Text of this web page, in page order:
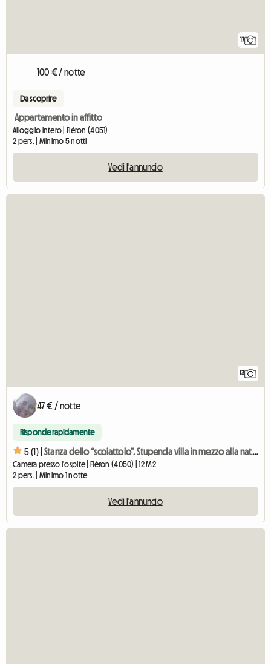
17
100 € / notte
Da scoprire
Appartamento in affitto
Alloggio intero | Fléron (4051)
2 pers. | Minimo 5 notti
Vedi l'annuncio
13
47 € / notte
Risponde rapidamente
5 (1) | Stanza dello “scoiattolo”. Stupenda villa in mezzo alla natura
Camera presso l'ospite | Fléron (4050) | 12 M2
2 pers. | Minimo 1 notte
Vedi l'annuncio